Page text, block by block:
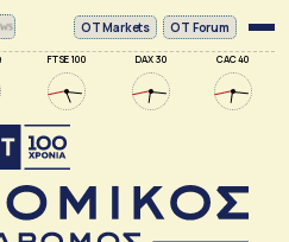
FTSE 100 DAX 30 CAC 40
ΟΤ Markets OT Forum